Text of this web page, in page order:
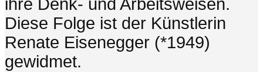
ihre Denk- und Arbeitsweisen.
Diese Folge ist der Künstlerin
Renate Eisenegger (*1949)
gewidmet.